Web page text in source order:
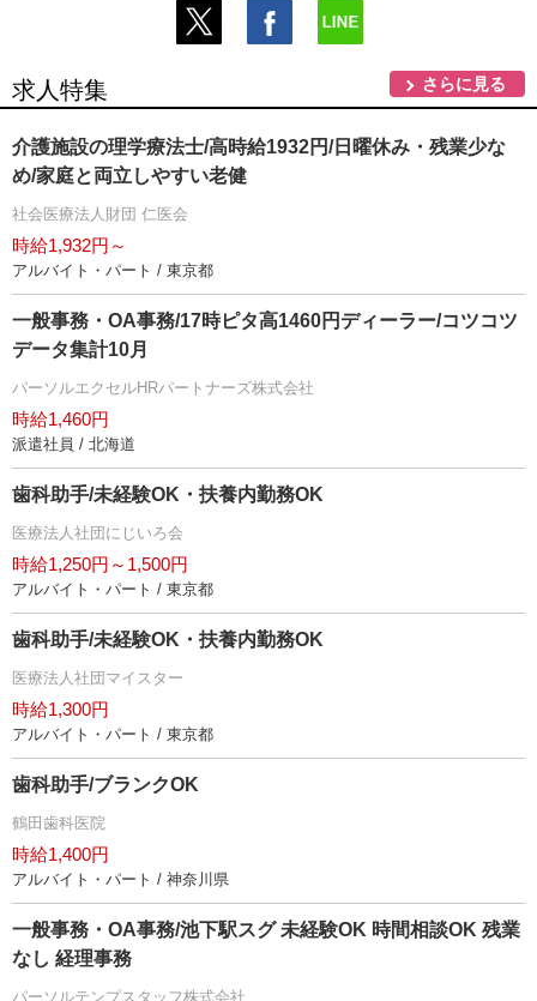
求人特集 さらに見る
介護施設の理学療法士/高時給1932円/日曜休み・残業少な
め/家庭と両立しやすい老健
社会医療法人財団 仁医会
時給1,932円～
アルバイト・パート / 東京都
一般事務・OA事務/17時ピタ高1460円ディーラー/コツコツ
データ集計10月
パーソルエクセルHRパートナーズ株式会社
時給1,460円
派遣社員 / 北海道
歯科助手/未経験OK・扶養内勤務OK
医療法人社団にじいろ会
時給1,250円～1,500円
アルバイト・パート / 東京都
歯科助手/未経験OK・扶養内勤務OK
医療法人社団マイスター
時給1,300円
アルバイト・パート / 東京都
歯科助手/ブランクOK
鶴田歯科医院
時給1,400円
アルバイト・パート / 神奈川県
一般事務・OA事務/池下駅スグ 未経験OK 時間相談OK 残業
なし 経理事務
パーソルテンプスタッフ株式会社